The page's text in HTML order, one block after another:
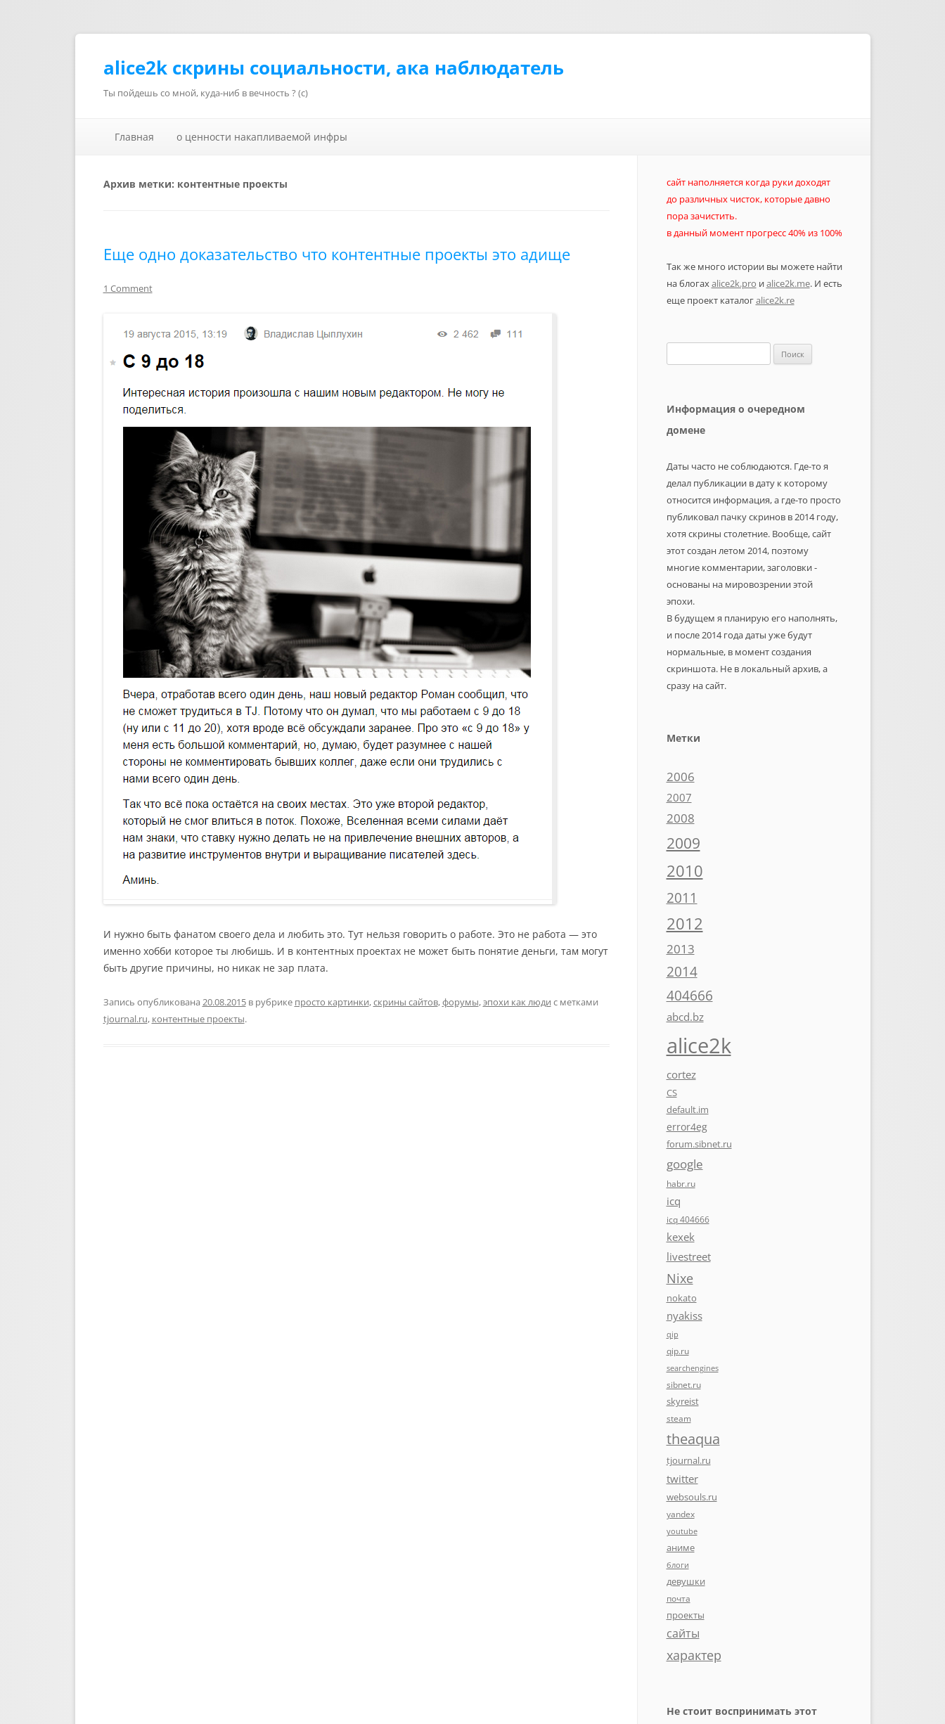
alice2k скрины социальности, ака наблюдатель
Ты пойдешь со мной, куда-ниб в вечность ? (с)
Главная
о ценности накапливаемой инфры
Архив метки: контентные проекты
Еще одно доказательство что контентные проекты это адище
1 Comment
И нужно быть фанатом своего дела и любить это. Тут нельзя говорить о работе. Это не работа — это
именно хобби которое ты любишь. И в контентных проектах не может быть понятие деньги, там могут
быть другие причины, но никак не зар плата.
Запись опубликована 20.08.2015в рубрике просто картинки,скрины сайтов,форумы,эпохи как люди с метками
tjournal.ru, контентные проекты.
сайт наполняется когда руки доходят
до различных чисток, которые давно
пора зачистить.
в данный момент прогресс 40% из 100%
Так же много истории вы можете найти
на блогахalice2k.pro иalice2k.me. И есть
еще проект каталогalice2k.re
Информация о очередном
домене
Даты часто не соблюдаются. Где-то я
делал публикации в дату к которому
относится информация, а где-то просто
публиковал пачку скринов в 2014 году,
хотя скрины столетние. Вообще, сайт
этот создан летом 2014, поэтому
многие комментарии, заголовки -
основаны на мировозрении этой
эпохи.
В будущем я планирую его наполнять,
и после 2014 года даты уже будут
нормальные, в момент создания
скриншота. Не в локальный архив, а
сразу на сайт.
Метки
2006
2007
2008
2009
2010
2011
2012
2013
2014
404666
abcd.bz
alice2k
cortez
CS
default.im
error4eg
forum.sibnet.ru
google
habr.ru
icq
icq 404666
kexek
livestreet
Nixe
nokato
nyakiss
qip
qip.ru
searchengines
sibnet.ru
skyreist
steam
theaqua
tjournal.ru
twitter
websouls.ru
yandex
youtube
аниме
блоги
девушки
почта
проекты
сайты
характер
Не стоит воспринимать этот